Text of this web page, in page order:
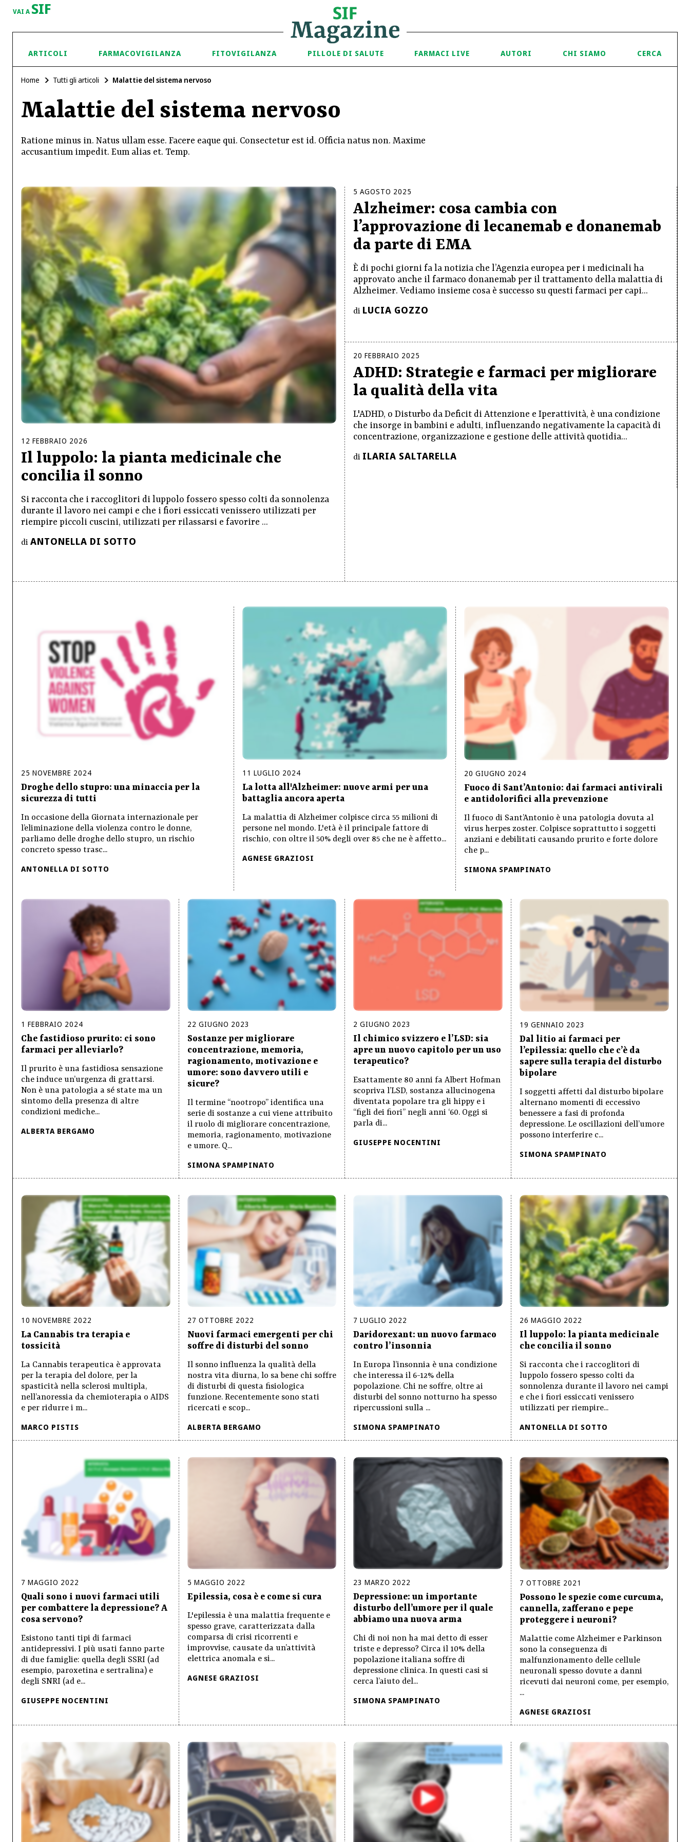
VAI A SIF
ARTICOLI FARMACOVIGILANZA FITOVIGILANZA PILLOLE DI SALUTE FARMACI LIVE AUTORI CHI SIAMO CERCA
Home Tutti gli articoli Malattie del sistema nervoso
Malattie del sistema nervoso
Ratione minus in. Natus ullam esse. Facere eaque qui. Consectetur est id. Officia natus non. Maxime
accusantium impedit. Eum alias et. Temp.
12 FEBBRAIO 2026
Il luppolo: la pianta medicinale che
concilia il sonno
Si racconta che i raccoglitori di luppolo fossero spesso colti da sonnolenza
durante il lavoro nei campi e che i fiori essiccati venissero utilizzati per
riempire piccoli cuscini, utilizzati per rilassarsi e favorire ...
di ANTONELLA DI SOTTO
5 AGOSTO 2025
Alzheimer: cosa cambia con
l’approvazione di lecanemab e donanemab
da parte di EMA
È di pochi giorni fa la notizia che l’Agenzia europea per i medicinali ha
approvato anche il farmaco donanemab per il trattamento della malattia di
Alzheimer. Vediamo insieme cosa è successo su questi farmaci per capi...
di LUCIA GOZZO
20 FEBBRAIO 2025
ADHD: Strategie e farmaci per migliorare
la qualità della vita
L'ADHD, o Disturbo da Deficit di Attenzione e Iperattività, è una condizione
che insorge in bambini e adulti, influenzando negativamente la capacità di
concentrazione, organizzazione e gestione delle attività quotidia...
di ILARIA SALTARELLA
25 NOVEMBRE 2024
Droghe dello stupro: una minaccia per la
sicurezza di tutti
In occasione della Giornata internazionale per
l’eliminazione della violenza contro le donne,
parliamo delle droghe dello stupro, un rischio
concreto spesso trasc...
ANTONELLA DI SOTTO
11 LUGLIO 2024
La lotta all'Alzheimer: nuove armi per una
battaglia ancora aperta
La malattia di Alzheimer colpisce circa 55 milioni di
persone nel mondo. L'età è il principale fattore di
rischio, con oltre il 50% degli over 85 che ne è affetto...
AGNESE GRAZIOSI
20 GIUGNO 2024
Fuoco di Sant’Antonio: dai farmaci antivirali
e antidolorifici alla prevenzione
Il fuoco di Sant’Antonio è una patologia dovuta al
virus herpes zoster. Colpisce soprattutto i soggetti
anziani e debilitati causando prurito e forte dolore
che p...
SIMONA SPAMPINATO
1 FEBBRAIO 2024
Che fastidioso prurito: ci sono
farmaci per alleviarlo?
Il prurito è una fastidiosa sensazione
che induce un’urgenza di grattarsi.
Non è una patologia a sé state ma un
sintomo della presenza di altre
condizioni mediche...
ALBERTA BERGAMO
22 GIUGNO 2023
Sostanze per migliorare
concentrazione, memoria,
ragionamento, motivazione e
umore: sono davvero utili e
sicure?
Il termine “nootropo” identifica una
serie di sostanze a cui viene attribuito
il ruolo di migliorare concentrazione,
memoria, ragionamento, motivazione
e umore. Q...
SIMONA SPAMPINATO
2 GIUGNO 2023
Il chimico svizzero e l’LSD: sia
apre un nuovo capitolo per un uso
terapeutico?
Esattamente 80 anni fa Albert Hofman
scopriva l’LSD, sostanza allucinogena
diventata popolare tra gli hippy e i
“figli dei fiori” negli anni ‘60. Oggi si
parla di...
GIUSEPPE NOCENTINI
19 GENNAIO 2023
Dal litio ai farmaci per
l’epilessia: quello che c’è da
sapere sulla terapia del disturbo
bipolare
I soggetti affetti dal disturbo bipolare
alternano momenti di eccessivo
benessere a fasi di profonda
depressione. Le oscillazioni dell’umore
possono interferire c...
SIMONA SPAMPINATO
10 NOVEMBRE 2022
La Cannabis tra terapia e
tossicità
La Cannabis terapeutica è approvata
per la terapia del dolore, per la
spasticità nella sclerosi multipla,
nell’anoressia da chemioterapia o AIDS
e per ridurre i m...
MARCO PISTIS
27 OTTOBRE 2022
Nuovi farmaci emergenti per chi
soffre di disturbi del sonno
Il sonno influenza la qualità della
nostra vita diurna, lo sa bene chi soffre
di disturbi di questa fisiologica
funzione. Recentemente sono stati
ricercati e scop...
ALBERTA BERGAMO
7 LUGLIO 2022
Daridorexant: un nuovo farmaco
contro l’insonnia
In Europa l’insonnia è una condizione
che interessa il 6-12% della
popolazione. Chi ne soffre, oltre ai
disturbi del sonno notturno ha spesso
ripercussioni sulla ...
SIMONA SPAMPINATO
26 MAGGIO 2022
Il luppolo: la pianta medicinale
che concilia il sonno
Si racconta che i raccoglitori di
luppolo fossero spesso colti da
sonnolenza durante il lavoro nei campi
e che i fiori essiccati venissero
utilizzati per riempire...
ANTONELLA DI SOTTO
7 MAGGIO 2022
Quali sono i nuovi farmaci utili
per combattere la depressione? A
cosa servono?
Esistono tanti tipi di farmaci
antidepressivi. I più usati fanno parte
di due famiglie: quella degli SSRI (ad
esempio, paroxetina e sertralina) e
degli SNRI (ad e...
GIUSEPPE NOCENTINI
5 MAGGIO 2022
Epilessia, cosa è e come si cura
L'epilessia è una malattia frequente e
spesso grave, caratterizzata dalla
comparsa di crisi ricorrenti e
improvvise, causate da un’attività
elettrica anomala e si...
AGNESE GRAZIOSI
23 MARZO 2022
Depressione: un importante
disturbo dell’umore per il quale
abbiamo una nuova arma
Chi di noi non ha mai detto di esser
triste e depresso? Circa il 10% della
popolazione italiana soffre di
depressione clinica. In questi casi si
cerca l’aiuto del...
SIMONA SPAMPINATO
7 OTTOBRE 2021
Possono le spezie come curcuma,
cannella, zafferano e pepe
proteggere i neuroni?
Malattie come Alzheimer e Parkinson
sono la conseguenza di
malfunzionamento delle cellule
neuronali spesso dovute a danni
ricevuti dai neuroni come, per esempio,
...
AGNESE GRAZIOSI